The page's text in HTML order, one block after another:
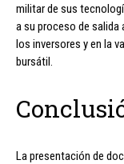
militar de sus
a su proceso de salida
los inversores y en la
bursátil.
La presentación de